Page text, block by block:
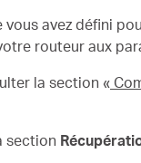
avez défini
routeur aux
la section «
section